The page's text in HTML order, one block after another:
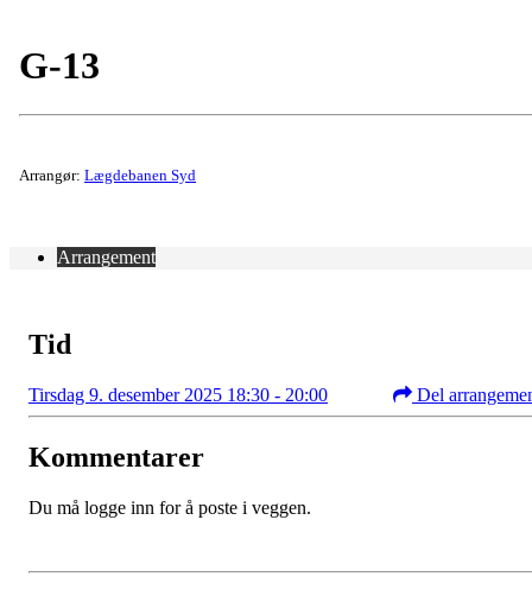
G-13
Arrangør: Lægdebanen Syd
Arrangement
Tid
Tirsdag 9. desember 2025 18:30 - 20:00 Del
Kommentarer
Du må logge inn for å poste i veggen.